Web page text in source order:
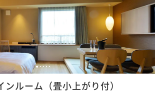
ポイント即利用で最大5％OFF
¥70,400~
2名 ¥ 66,880 ~
ーシブ】《2食付き/瀬戸内キュイジ
が織りなす多彩な饗宴
12345
ンルーム（畳小上がり付）